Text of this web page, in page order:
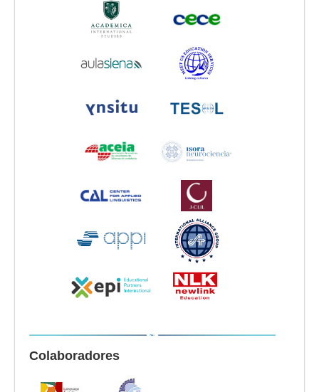
Colaboradores